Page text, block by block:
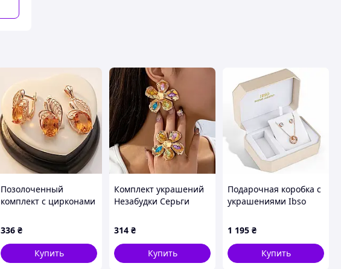
Позолоченный
комплект с цирконами
покрытие золотом 18к.
336 ₴
Купить
Комплект украшений
Незабудки Серьги
золотистый BK648
314 ₴
Купить
Подарочная коробка с
украшениями Ibso
1 195 ₴
Купить